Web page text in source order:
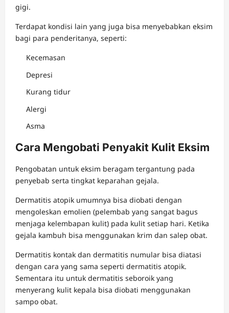
gigi.
Terdapat kondisi lain yang juga bisa menyebabkan eksim
bagi para penderitanya, seperti:
Kecemasan
Depresi
Kurang tidur
Alergi
Asma
Cara Mengobati Penyakit Kulit Eksim
Pengobatan untuk eksim beragam tergantung pada
penyebab serta tingkat keparahan gejala.
Dermatitis atopik umumnya bisa diobati dengan
mengoleskan emolien (pelembab yang sangat bagus
menjaga kelembapan kulit) pada kulit setiap hari. Ketika
gejala kambuh bisa menggunakan krim dan salep obat.
Dermatitis kontak dan dermatitis numular bisa diatasi
dengan cara yang sama seperti dermatitis atopik.
Sementara itu untuk dermatitis seboroik yang
menyerang kulit kepala bisa diobati menggunakan
sampo obat.